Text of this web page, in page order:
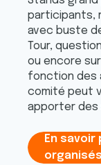
participants,
avec buste
Tour,
ou encore
fonction des
comité peut
apporter des
En
organisés